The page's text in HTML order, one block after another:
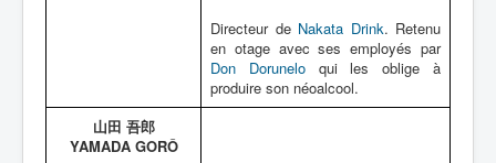
Directeur de Nakata Drink. Retenu
en otage avec ses employés par
Don Doruneloqui les oblige à
produire son néoalcool.
山田 吾郎
YAMADA GORÔ